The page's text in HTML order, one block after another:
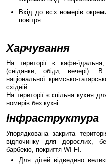
Вхід до всіх номерів
повітря.
Харчування
На території є кафе-
(сніданки, обіди, вечері). В
національної кримсько-
східній.
На території є спільна кухня
номерів без кухні.
Інфраструктура
Упорядкована закрита
відпочинку для дорослих,
барбекю, покриття WI-FI.
Для дітей відведено